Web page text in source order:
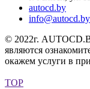
autocd.by
info@autocd.by
© 2022г.
являются
окажем услуги в
TOP